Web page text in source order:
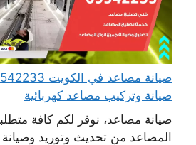
صيانة مصاعد في الكويت
صيانة وتركيب مصاعد كهربائية
صيانة مصاعد، نوفر لكم كافة
المصاعد من تحديث وتوريد وصيانة